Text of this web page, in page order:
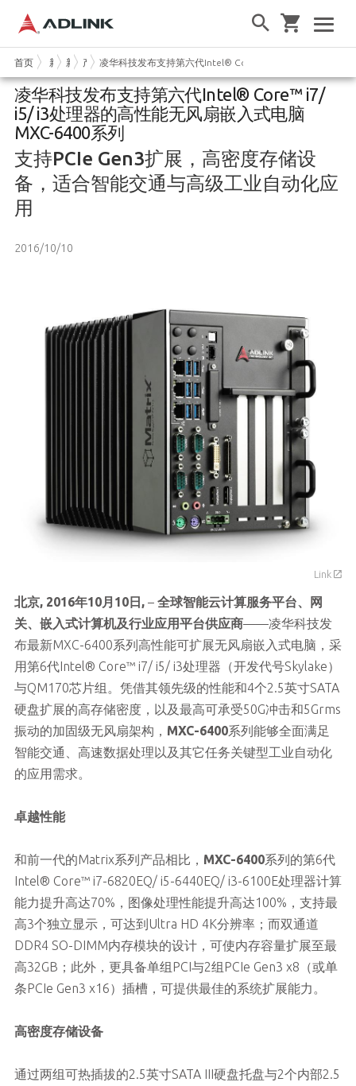
首页 新闻和活动
新闻产品新闻
凌华科技发布支持第六代Intel® Core™ i7/ i5/ i3处理器的高
凌华科技发布支持第六代Intel® Core™ i7/
i5/ i3处理器的高性能无风扇嵌入式电脑
MXC-6400系列
支持PCIe Gen3扩展，高密度存储设
备，适合智能交通与高级工业自动化应
用
2016/10/10
Link
北京, 2016年10月10日,– 全球智能云计算服务平台、网
关、嵌入式计算机及行业应用平台供应商——凌华科技发
布最新MXC-6400系列高性能可扩展无风扇嵌入式电脑，采
用第6代Intel® Core™ i7/ i5/ i3处理器（开发代号Skylake）
与QM170芯片组。凭借其领先级的性能和4个2.5英寸SATA
硬盘扩展的高存储密度，以及最高可承受50G冲击和5Grms
振动的加固级无风扇架构， MXC-6400系列能够全面满足
智能交通、高速数据处理以及其它任务关键型工业自动化
的应用需求。
卓越性能
和前一代的Matrix系列产品相比， MXC-6400系列的第6代
Intel® Core™ i7-6820EQ/ i5-6440EQ/ i3-6100E处理器计算
能力提升高达70%，图像处理性能提升高达100%，支持最
高3个独立显示，可达到Ultra HD 4K分辨率；而双通道
DDR4 SO-DIMM内存模块的设计，可使内存容量扩展至最
高32GB；此外，更具备单组PCI与2组PCIe Gen3 x8（或单
条PCIe Gen3 x16）插槽，可提供最佳的系统扩展能力。
高密度存储设备
通过两组可热插拔的2.5英寸SATA III硬盘托盘与2个内部2.5